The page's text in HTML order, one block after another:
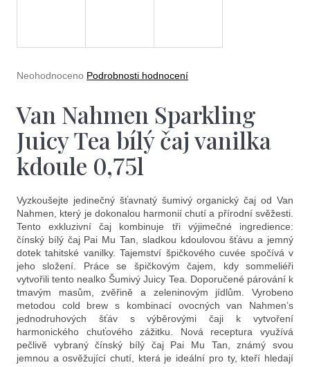
Průměrné
je
0,0
z
5
hvězdiček.
Neohodnoceno Podrobnosti hodnocení
Van Nahmen Sparkling
Juicy Tea bílý čaj vanilka
kdoule 0,75l
Vyzkoušejte jedinečný šťavnatý šumivý organický čaj od Van
Nahmen, který je dokonalou harmonií chutí a přírodní svěžesti.
Tento exkluzivní čaj kombinuje tři výjimečné ingredience:
čínský bílý čaj Pai Mu Tan, sladkou kdoulovou šťávu a jemný
dotek tahitské vanilky. Tajemství špičkového cuvée spočívá v
jeho složení. Práce se špičkovým čajem, kdy sommeliéři
vytvořili tento nealko Šumivý Juicy Tea. Doporučené párování k
tmavým masům, zvěřině a zeleninovým jídlům. Vyrobeno
metodou cold brew s kombinací ovocných van Nahmen’s
jednodruhových šťáv s výběrovými čaji k vytvoření
harmonického chuťového zážitku. Nová receptura využívá
pečlivě vybraný čínský bílý čaj Pai Mu Tan, známý svou
jemnou a osvěžující chutí, která je ideální pro ty, kteří hledají
e
n
j
í
t
?
Hledat
D
o
p